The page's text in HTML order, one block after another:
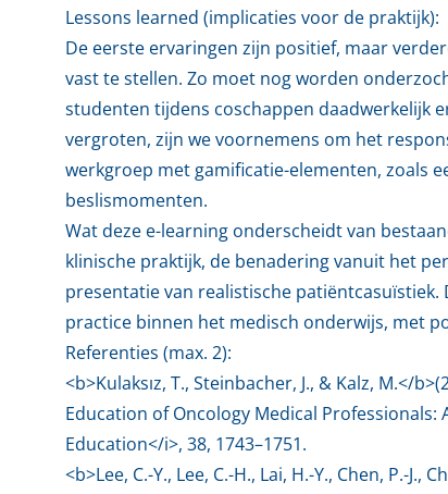
Lessons learned (implicaties voor de praktijk):
De eerste ervaringen zijn positief, maar
vast te stellen. Zo moet nog worden
studenten tijdens coschappen daadwerkelijk
vergroten, zijn we voornemens om het
werkgroep met gamificatie-elementen, zoals
beslismomenten.
Wat deze e-learning onderscheidt van
klinische praktijk, de benadering vanuit het
presentatie van realistische
practice binnen het medisch onderwijs, met
Referenties (max. 2):
<b>Kulaksız, T., Steinbacher, J., & Kalz, M.</
Education of Oncology Medical Professionals:
Education</i>, 38, 1743–1751.
<b>Lee, C.-Y., Lee, C.-H., Lai, H.-Y., Chen, P.-